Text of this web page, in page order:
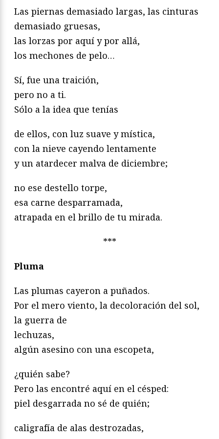
Las piernas demasiado largas, las cinturas
demasiado gruesas,
las lorzas por aquí y por allá,
los mechones de pelo…
Sí, fue una traición,
pero no a ti.
Sólo a la idea que tenías
de ellos, con luz suave y mística,
con la nieve cayendo lentamente
y un atardecer malva de diciembre;
no ese destello torpe,
esa carne desparramada,
atrapada en el brillo de tu mirada.
***
Pluma
Las plumas cayeron a puñados.
Por el mero viento, la decoloración del sol,
la guerra de
lechuzas,
algún asesino con una escopeta,
¿quién sabe?
Pero las encontré aquí en el césped:
piel desgarrada no sé de quién;
caligrafía de alas destrozadas,